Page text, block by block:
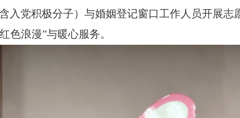
入党积极分子）与婚姻登记窗口工作人员开展志
色浪漫”与暖心服务。